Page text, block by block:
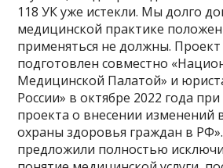
118 УК уже истекли. Мы долго
медицинской практике
применяться не должны.
подготовлен совместно
Медицинской Палатой» и
России» в октябре 2022 года
проекта о внесении изменений
охраны здоровья граждан в
предложили полностью